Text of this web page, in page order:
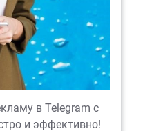
в Telegram с
и эффективно!